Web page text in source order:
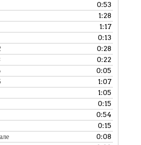
0:53
1:28
1:17
0:13
0:28
0:22
0:05
1:07
1:05
0:15
0:54
0:15
0:08